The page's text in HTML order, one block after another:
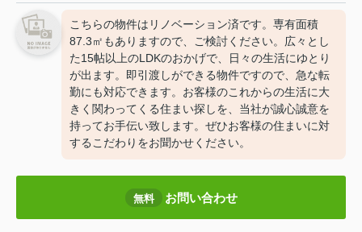
こちらの物件はリノベーション済です。専有面積
87.3㎡もありますので、ご検討ください。広々とし
た15帖以上のLDKのおかげで、日々の生活にゆとり
が出ます。即引渡しができる物件ですので、急な転
勤にも対応できます。お客様のこれからの生活に大
きく関わってくる住まい探しを、当社が誠心誠意を
持ってお手伝い致します。ぜひお客様の住まいに対
するこだわりをお聞かせください。
無料 お問い合わせ